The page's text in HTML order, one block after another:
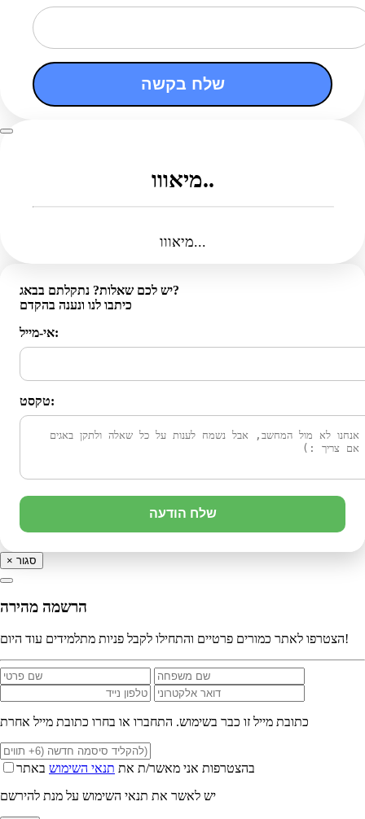
שלח בקשה
מיאווו..
מיאווו...
יש לכם שאלות? נתקלתם בבאג?
כיתבו לנו ונענה בהקדם
אי-מייל:
טקסט:
שלח הודעה
× סגור
הרשמה מהירה
הצטרפו לאתר כמורים פרטיים והתחילו לקבל פניות מתלמידים עוד היום!
כתובת מייל זו כבר בשימוש. התחברו או בחרו כתובת מייל אחרת
בהצטרפות אני מאשר/ת את תנאי השימוש באתר
יש לאשר את תנאי השימוש על מנת להירשם